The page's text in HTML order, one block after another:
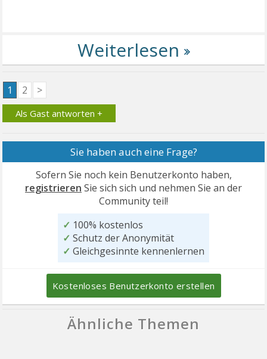
1 2 >
Als Gast antworten +
Sie haben auch eine Frage?
Sofern Sie noch kein Benutzerkonto haben,
registrieren Sie sich sich und nehmen Sie an der
Community teil!
✓ 100% kostenlos
✓ Schutz der Anonymität
✓ Gleichgesinnte kennenlernen
Kostenloses Benutzerkonto erstellen
Ähnliche Themen